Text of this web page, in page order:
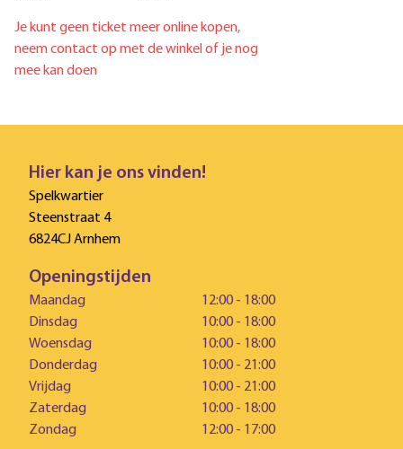
Je kunt geen ticket meer online kopen,
neem contact op met de winkel of je nog
mee kan doen
Hier kan je ons vinden!
Spelkwartier
Steenstraat 4
6824CJ Arnhem
Openingstijden
Maandag
12:00 - 18:00
Dinsdag
10:00 - 18:00
Woensdag
10:00 - 18:00
Donderdag
10:00 - 21:00
Vrijdag
10:00 - 21:00
Zaterdag
10:00 - 18:00
Zondag
12:00 - 17:00